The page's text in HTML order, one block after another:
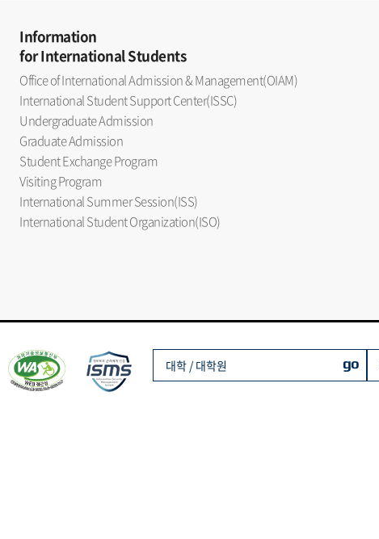
Information
for International Students
Office of International Admission & Management(OIAM)
International Student Support Center(ISSC)
Undergraduate Admission
Graduate Admission
Student Exchange Program
Visiting Program
International Summer Session(ISS)
International Student Organization(ISO)
대학 / 대학원 go